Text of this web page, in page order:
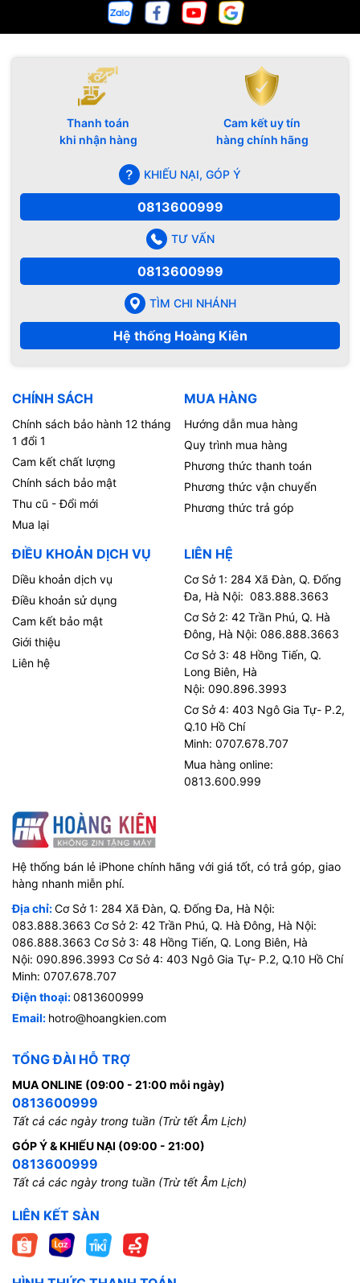
Thanh toán
khi nhận hàng
Cam kết uy tín
hàng chính hãng
KHIẾU NẠI, GÓP Ý
0813600999
TƯ VẤN
0813600999
TÌM CHI NHÁNH
Hệ thống Hoàng Kiên
CHÍNH SÁCH
Chính sách bảo hành 12 tháng
1 đổi 1
Cam kết chất lượng
Chính sách bảo mật
Thu cũ - Đổi mới
Mua lại
MUA HÀNG
Hướng dẫn mua hàng
Quy trình mua hàng
Phương thức thanh toán
Phương thức vận chuyển
Phương thức trả góp
ĐIỀU KHOẢN DỊCH VỤ
Diều khoản dịch vụ
Điều khoản sử dụng
Cam kết bảo mật
Giới thiệu
Liên hệ
LIÊN HỆ
Cơ Sở 1: 284 Xã Đàn, Q. Đống
Đa, Hà Nội: 083.888.3663
Cơ Sở 2: 42 Trần Phú, Q. Hà
Đông, Hà Nội: 086.888.3663
Cơ Sở 3: 48 Hồng Tiến, Q.
Long Biên, Hà
Nội: 090.896.3993
Cơ Sở 4: 403 Ngô Gia Tự- P.2,
Q.10 Hồ Chí
Minh: 0707.678.707
Mua hàng online:
0813.600.999
Hệ thống bán lẻ iPhone chính hãng với giá tốt, có trả góp, giao
hàng nhanh miễn phí.
Địa chỉ:Cơ Sở 1: 284 Xã Đàn, Q. Đống Đa, Hà Nội:
083.888.3663 Cơ Sở 2: 42 Trần Phú, Q. Hà Đông, Hà Nội:
086.888.3663 Cơ Sở 3: 48 Hồng Tiến, Q. Long Biên, Hà
Nội: 090.896.3993 Cơ Sở 4: 403 Ngô Gia Tự- P.2, Q.10 Hồ Chí
Minh: 0707.678.707
Điện thoại:0813600999
Email: hotro@hoangkien.com
TỔNG ĐÀI HỖ TRỢ
MUA ONLINE (09:00 - 21:00 mỗi ngày)
0813600999
Tất cả các ngày trong tuần (Trừ tết Âm Lịch)
GÓP Ý & KHIẾU NẠI (09:00 - 21:00)
0813600999
Tất cả các ngày trong tuần (Trừ tết Âm Lịch)
LIÊN KẾT SÀN